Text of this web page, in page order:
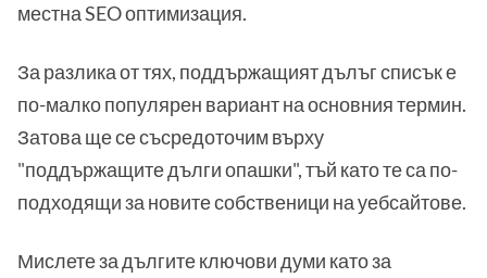
местна SEO оптимизация.
За разлика от тях, поддържащият дълъг списък е
по-малко популярен вариант на основния термин.
Затова ще се съсредоточим върху
"поддържащите дълги опашки", тъй като те са по-
подходящи за новите собственици на уебсайтове.
Мислете за дългите ключови думи като за